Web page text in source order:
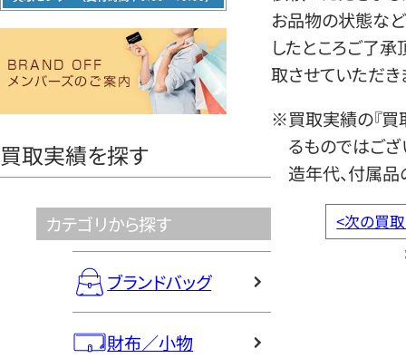
ヤ
買取実績を探す
カテゴリから探す
ブランドバッグ
財布／小物
お品物の状態など
したところご了
取させていただき
※買取実績の『買
るものではござ
造年代、付属品
<次の買